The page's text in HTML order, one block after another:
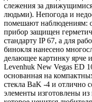
слежения за
людьми). Непогода и
помешают наблюдениям:
прибор защищен
стандарту IP 67, а для
бинокля нанесено
делающее картинку ярче
Levenhuk New Vegas ED
основанная на
стекла BaK -4 и отлично
элементы изготовлены